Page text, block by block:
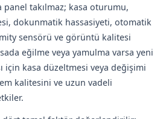
panel takılmaz; kasa oturumu,
dokunmatik hassasiyeti, otomatik
sensörü ve görüntü kalitesi
eğilme veya yamulma varsa yeni
için kasa düzeltmesi veya değişimi
kalitesini ve uzun vadeli